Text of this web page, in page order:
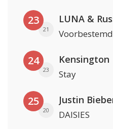
23
21
LUNA &
Voorbestemd
24
23
Kensington
Stay
25
20
Justin
DAISIES